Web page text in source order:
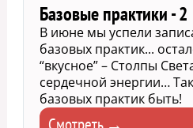
Базовые практики - 2
В июне мы успели
базовых практик...
“вкусное” – Столпы
сердечной энергии…
базовых практик быть!